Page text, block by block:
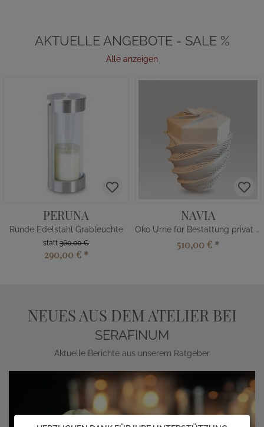
AKTUELLE ANGEBOTE - SALE %
Alle anzeigen
PERUNA
Runde Edelstahl Grableuchte
statt 360,00 €
290,00 € *
NAVIA
Öko Urne für Bestattung privat kaufen
510,00 € *
NEUES AUS DEM ATELIER BEI
SERAFINUM
Aktuelle Berichte aus unserem Ratgeber